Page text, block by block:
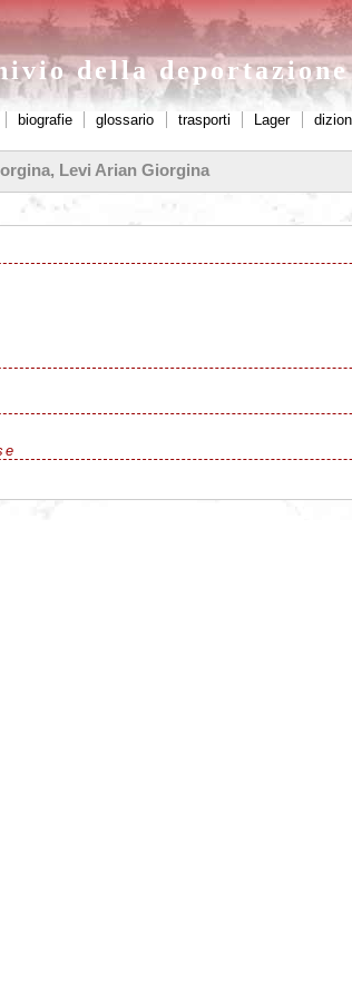
della deportazione
biografie glossario trasporti Lager
Levi Arian Giorgina